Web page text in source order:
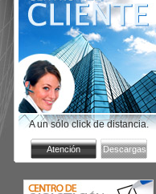
A un sólo click de distancia.